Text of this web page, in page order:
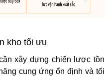
kho tối ưu
xây dựng chiến lược tồn
cung ứng ổn định và tối